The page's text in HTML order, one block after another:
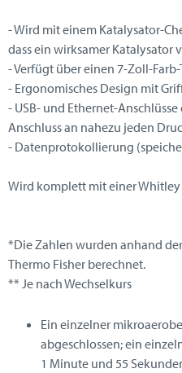
- Wird mit einem Katalysator-
dass ein wirksamer Katalysator
- Verfügt über einen 7-Zoll-
- Ergonomisches Design mit
- USB- und Ethernet-
Anschluss an nahezu jeden
- Datenprotokollierung
Wird komplett mit einer
*Die Zahlen wurden anhand
Thermo Fisher berechnet.
** Je nach Wechselkurs
Ein einzelner
abgeschlossen; ein
1 Minute und 55